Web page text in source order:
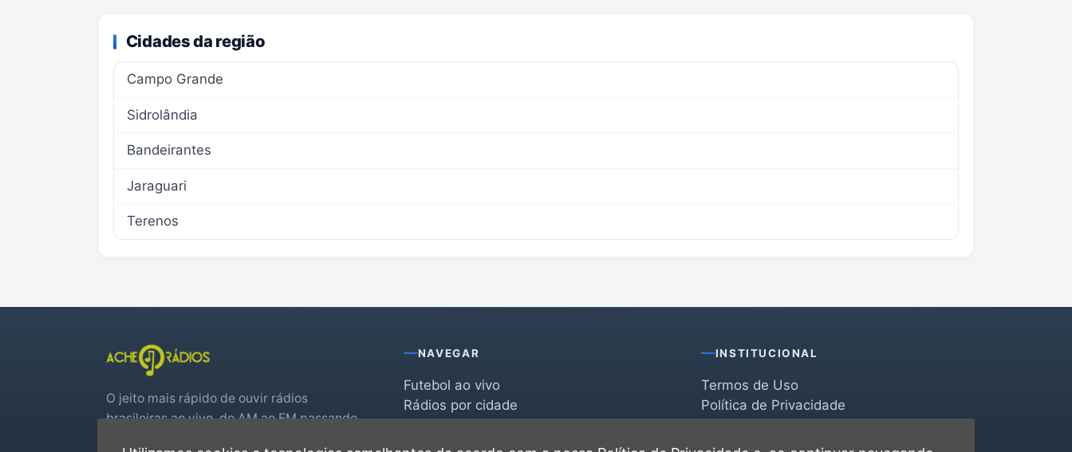
Cidades da região
Campo Grande
Sidrolândia
Bandeirantes
Jaraguari
Terenos
O jeito mais rápido de ouvir rádios
brasileiras ao vivo, do AM ao FM passando
NAVEGAR
Futebol ao vivo
Rádios por cidade
Favoritas
INSTITUCIONAL
Termos de Uso
Política de Privacidade
Contato